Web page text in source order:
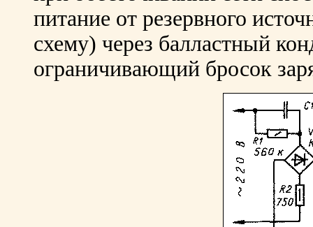
питание от резервного
схему) через балластный
ограничивающий бросок